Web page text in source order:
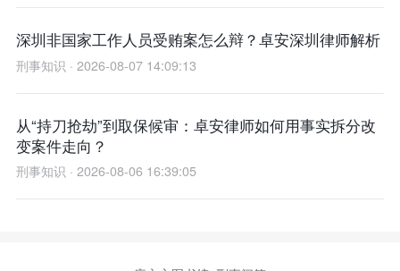
深圳非国家工作人员受贿案怎么辩？卓安深圳律师解析
刑事知识 · 2026-08-07 14:09:13
从“持刀抢劫”到取保候审：卓安律师如何用事实拆分改
变案件走向？
刑事知识 · 2026-08-06 16:39:05